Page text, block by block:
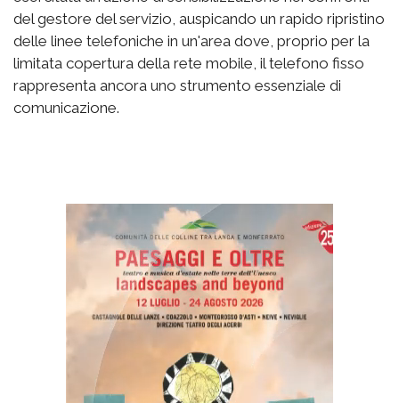
del gestore del servizio, auspicando un rapido ripristino
delle linee telefoniche in un'area dove, proprio per la
limitata copertura della rete mobile, il telefono fisso
rappresenta ancora uno strumento essenziale di
comunicazione.